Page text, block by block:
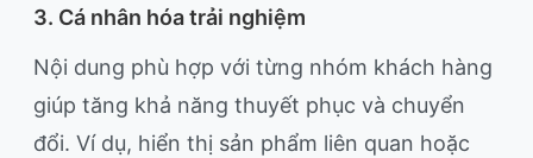
3. Cá nhân hóa trải nghiệm
Nội dung phù hợp với từng nhóm khách hàng
giúp tăng khả năng thuyết phục và chuyển
đổi. Ví dụ, hiển thị sản phẩm liên quan hoặc